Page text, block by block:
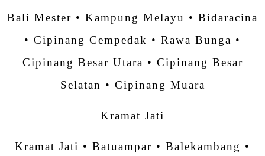
Bali Mester • Kampung Melayu • Bidaracina
• Cipinang Cempedak • Rawa Bunga •
Cipinang Besar Utara • Cipinang Besar
Selatan • Cipinang Muara
Kramat Jati
Kramat Jati • Batuampar • Balekambang •